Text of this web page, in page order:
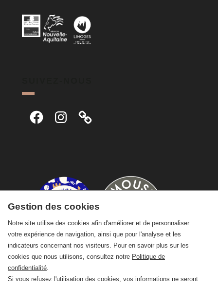
FacebookInstagram
Gestion des cookies
Notre site utilise des cookies afin d'améliorer et de personnaliser
votre expérience de navigation, ainsi que pour l'analyse et les
indicateurs concernant nos visiteurs. Pour en savoir plus sur les
cookies que nous utilisons, consultez notre Politique de
confidentialité
Si vous refusez l'utilisation des cookies, vos informations ne seront